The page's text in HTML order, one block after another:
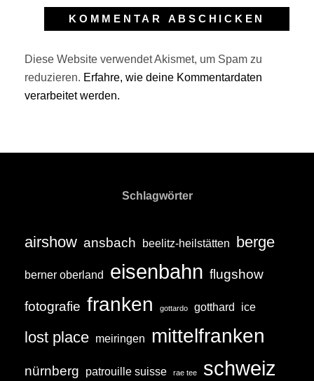
Diese Website verwendet Akismet, um Spam zu
reduzieren. Erfahre, wie deine Kommentardaten
verarbeitet werden.
Schlagwörter
airshow ansbach beelitz-heilstätten berge
berner oberland eisenbahn flugshow
fotografie franken gottardo gotthard ice
lost place meiringen mittelfranken
nürnberg patrouille suisse rae tee schweiz